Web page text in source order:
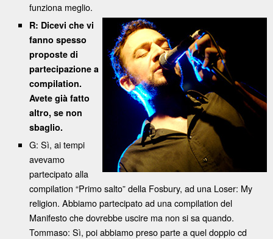
funziona meglio.
R: Dicevi che vi
fanno spesso
proposte di
partecipazione a
compilation.
Avete già fatto
altro, se non
sbaglio.
G: Sì, ai tempi
avevamo
partecipato alla
compilation “Primo salto” della Fosbury, ad una Loser: My
religion. Abbiamo partecipato ad una compilation del
Manifesto che dovrebbe uscire ma non si sa quando.
Tommaso: Sì, poi abbiamo preso parte a quel doppio cd